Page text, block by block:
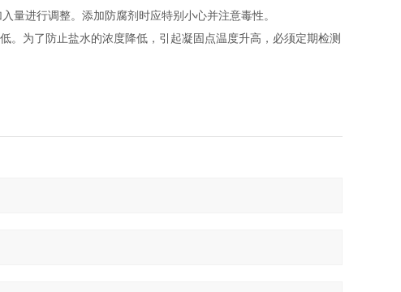
进行调整。添加防腐剂时应特别小心并注意毒性。
为了防止盐水的浓度降低，引起凝固点温度升高，必须定期检测